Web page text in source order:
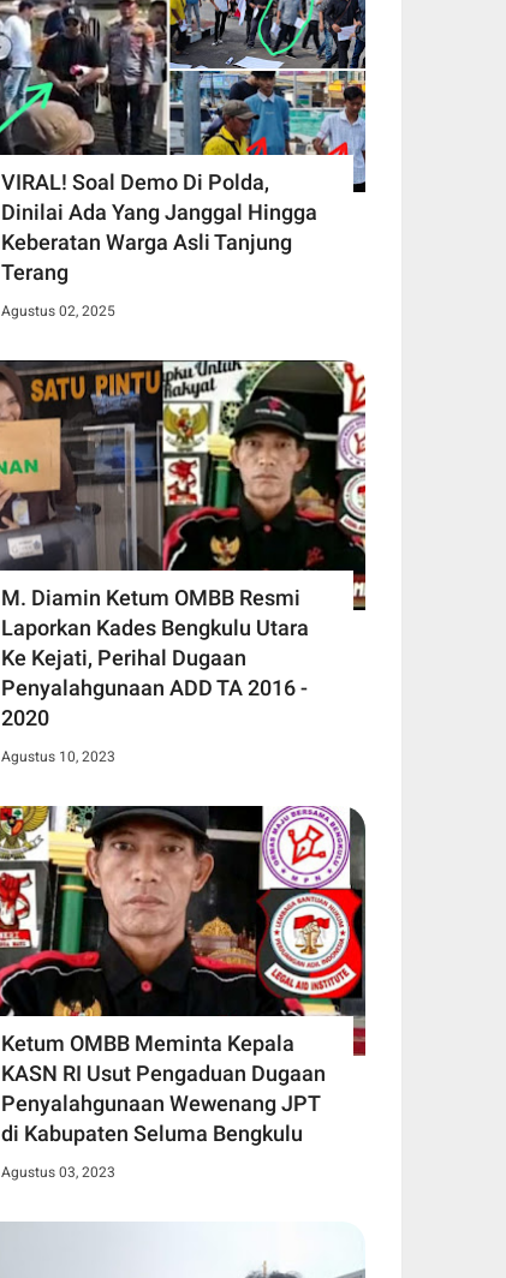
VIRAL! Soal Demo Di Polda,
Dinilai Ada Yang Janggal Hingga
Keberatan Warga Asli Tanjung
Terang
Agustus 02, 2025
M. Diamin Ketum OMBB Resmi
Laporkan Kades Bengkulu Utara
Ke Kejati, Perihal Dugaan
Penyalahgunaan ADD TA 2016 -
2020
Agustus 10, 2023
Ketum OMBB Meminta Kepala
KASN RI Usut Pengaduan Dugaan
Penyalahgunaan Wewenang JPT
di Kabupaten Seluma Bengkulu
Agustus 03, 2023